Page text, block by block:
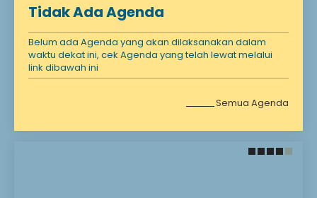
Tidak Ada Agenda
Belum ada Agenda yang akan dilaksanakan dalam
waktu dekat ini, cek Agenda yang telah lewat melalui
link dibawah ini
Semua Agenda